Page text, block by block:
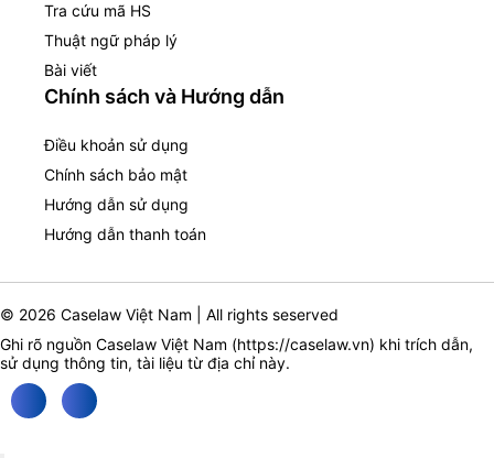
Tra cứu mã HS
Thuật ngữ pháp lý
Bài viết
Chính sách và Hướng dẫn
Điều khoản sử dụng
Chính sách bảo mật
Hướng dẫn sử dụng
Hướng dẫn thanh toán
© 2026 Caselaw Việt Nam | All rights seserved
Ghi rõ nguồn Caselaw Việt Nam (https://caselaw.vn) khi trích dẫn,
sử dụng thông tin, tài liệu từ địa chỉ này.